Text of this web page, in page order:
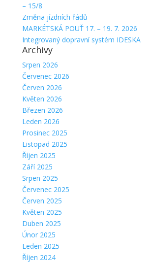
– 15/8
Změna jízdních řádů
MARKÉTSKÁ POUŤ 17. – 19. 7. 2026
Integrovaný dopravní systém IDESKA
Archivy
Srpen 2026
Červenec 2026
Červen 2026
Květen 2026
Březen 2026
Leden 2026
Prosinec 2025
Listopad 2025
Říjen 2025
Září 2025
Srpen 2025
Červenec 2025
Červen 2025
Květen 2025
Duben 2025
Únor 2025
Leden 2025
Říjen 2024